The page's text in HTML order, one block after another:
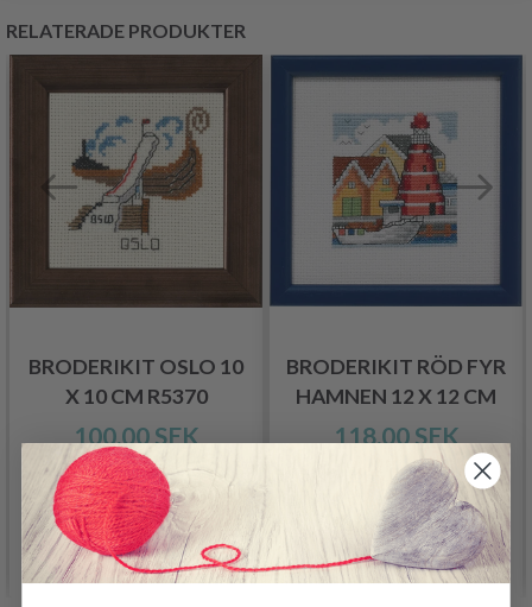
RELATERADE PRODUKTER
BRODERIKIT OSLO 10
X 10 CM R5370
100.00 SEK
Lägg till varukorgen
BRODERIKIT RÖD FYR
HAMNEN 12 X 12 CM
118.00 SEK
Lägg till varukorgen